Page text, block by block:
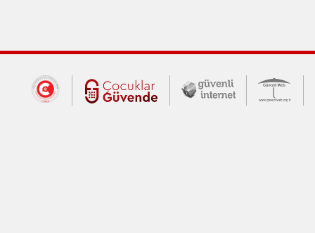
Dış Bağlantılar
Cumhurbaşkanlığı İletişim Merkezi
Çocuklar Güvende (yeni
Güvenli